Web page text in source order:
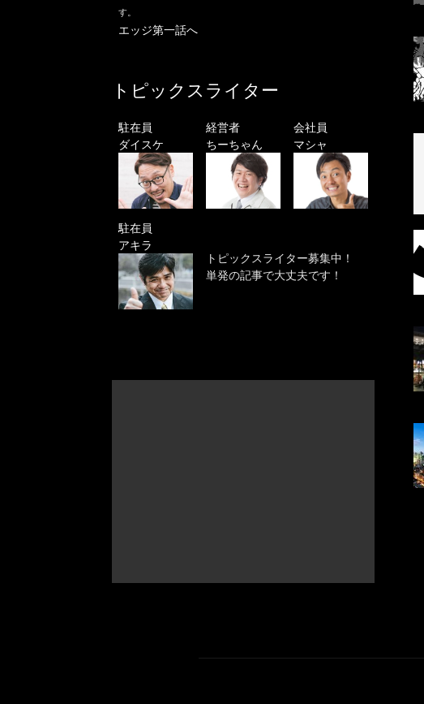
す。
エッジ第一話へ
トピックスライター
駐在員
ダイスケ
経営者
ちーちゃん
会社員
マシャ
駐在員
アキラ
トピックスライター募集中！
単発の記事で大丈夫です！